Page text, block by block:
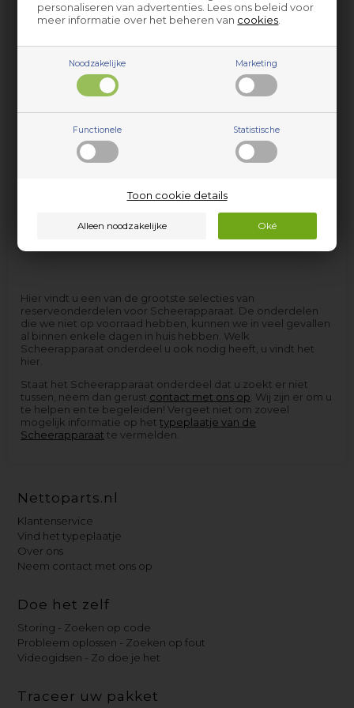
personaliseren van advertenties. Lees ons beleid voor
meer informatie over het beheren van cookies
Noodzakelijke Marketing
Functionele Statistische
Toon cookie details
Onderhouds- en
Hier vindt u een van de grootste selecties van
reserveonderdelen voor Scheerapparaat. De onderdelen
die we niet op voorraad hebben, kunnen we in veel gevallen
al binnen enkele dagen in huis hebben. Welk
Scheerapparaat onderdeel u ook nodig heeft, u vindt het
hier.
Staat het Scheerapparaat onderdeel dat u zoekt er niet
tussen, neem dan gerust contact met ons op . Wij zijn er om u
te helpen en te begeleiden! Vergeet niet om zoveel
mogelijk informatie op hettypeplaatje van de
Scheerapparaat te vermelden.
Nettoparts.nl
Klantenservice
Vind het typeplaatje
Over ons
Neem contact met ons op
Doe het zelf
Storing - Zoeken op code
Probleem oplossen - Zoeken op fout
Videogidsen - Zo doe je het
Traceer uw pakket